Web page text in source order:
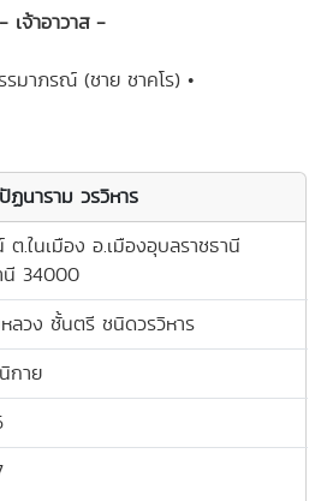
- เจ้าอาวาส -
รมาภรณ์ (ชาย ชาคโร) •
ฏนาราม วรวิหาร
.ในเมือง อ.เมืองอุบลราชธานี
นี 34000
ลวง ชั้นตรี ชนิดวรวิหาร
กาย